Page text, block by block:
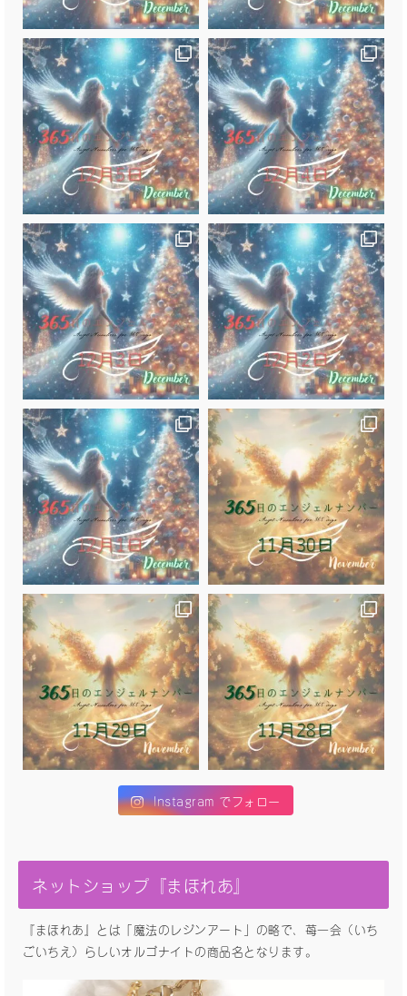
Instagram でフォロー
ネットショップ『まほれあ』
『まほれあ』とは「魔法のレジンアート」の略で、苺一会（いち
ごいちえ）らしいオルゴナイトの商品名となります。